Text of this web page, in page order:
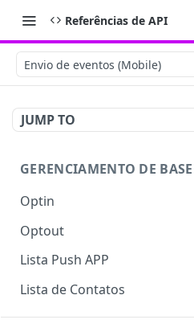
Referências de API
Envio de eventos (Mobile)
JUMP TO
GERENCIAMENTO DE BASE
Optin
Gerar Token
Criar Lista
Upload de Lista com Arquivo
Upload de Lista base64
Optout
Inserir E-mail no optout
Listar optout
Buscar e-mail no optout
Lista Push APP
Inserir na lista
Atualizar dispositivo
Lista de Contatos